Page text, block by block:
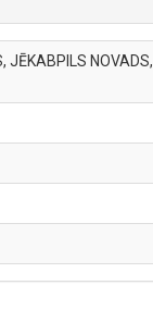
JĒKABPILS NOVADS,